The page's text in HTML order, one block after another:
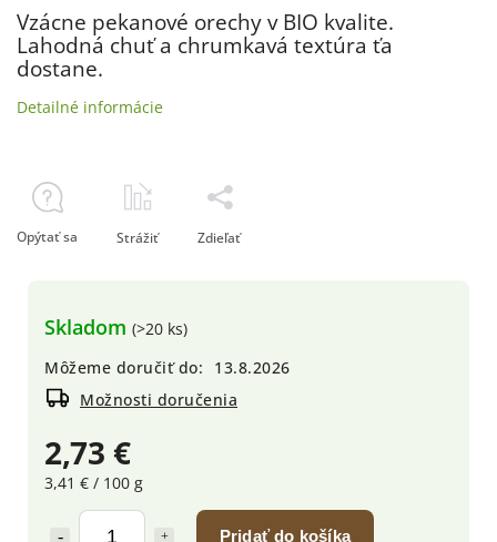
2,73 €
3,41 € / 100 g
Pridať do košíka
Skladom (>20 ks)
Môžeme doručiť do:
13.8.2026
Možnosti doručenia
Vzácne pekanové orechy v BIO kvalite.
Lahodná chuť a chrumkavá textúra ťa
dostane.
Detailné informácie
Opýtať sa Strážiť Zdieľať